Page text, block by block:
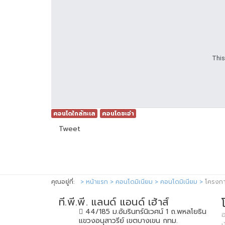
คอนโดใกล้ทะเล คอนโดชะอำ
Tweet
คุณอยู่ที่: หน้าแรก คอนโดมิเนียม คอนโดมิเนียม โครงก
ที.พี.พี. แลนด์ แอนด์ เฮ้าส์
44/185 ม.อัมรินทร์นิเวศน์ 1 ถ.พหลโยธิน
แขวงอนุสาวรีย์ เขตบางเขน กทม.